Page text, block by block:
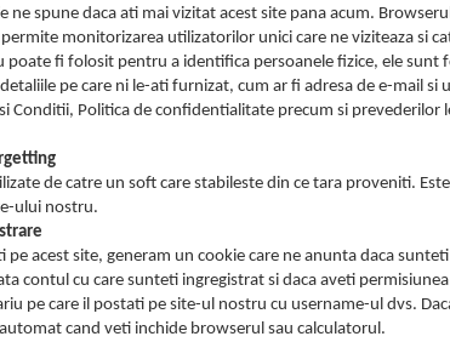
ne spune daca ati mai vizitat acest site pana acum.
monitorizarea utilizatorilor unici care ne viziteaza si
poate fi folosit pentru a identifica persoanele fizice, ele
pe care ni le-ati furnizat, cum ar fi adresa de e-mail
Conditii, Politica de confidentialitate precum si prevederilor
de catre un soft care stabileste din ce tara proveniti.
ului nostru.
acest site, generam un cookie care ne anunta daca
contul cu care sunteti ingregistrat si daca aveti
pe care il postati pe site-ul nostru cu username-ul dvs.
cand veti inchide browserul sau calculatorul.